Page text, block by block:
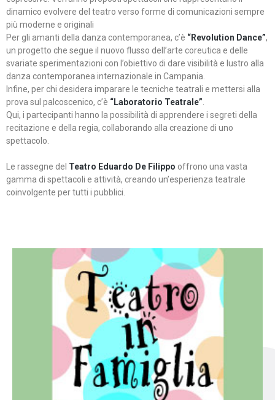
dinamico evolvere del teatro verso forme di comunicazioni sempre
più moderne e originali
Per gli amanti della danza contemporanea, c’è “Revolution Dance”,
un progetto che segue il nuovo flusso dell’arte coreutica e delle
svariate sperimentazioni con l’obiettivo di dare visibilità e lustro alla
danza contemporanea internazionale in Campania.
Infine, per chi desidera imparare le tecniche teatrali e mettersi alla
prova sul palcoscenico, c’è “Laboratorio Teatrale”
Qui, i partecipanti hanno la possibilità di apprendere i segreti della
recitazione e della regia, collaborando alla creazione di uno
spettacolo.
Le rassegne del Teatro Eduardo De Filippo offrono una vasta
gamma di spettacoli e attività, creando un’esperienza teatrale
coinvolgente per tutti i pubblici.
Teatro in famiglia
Teatro In Famiglia è una rassegna di teatro concepita
per far condividere e godere del teatro all’intera
famiglia.
Continua